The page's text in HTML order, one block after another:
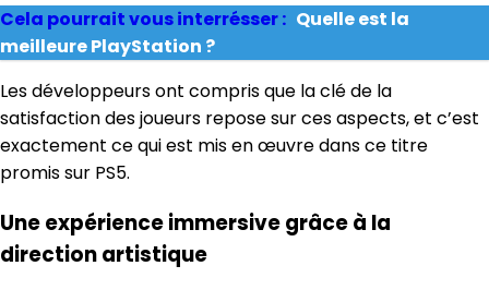
Cela pourrait vous interrésser : Quelle est la
meilleure PlayStation ?
Les développeurs ont compris que la clé de la
satisfaction des joueurs repose sur ces aspects, et c’est
exactement ce qui est mis en œuvre dans ce titre
promis sur PS5.
Une expérience immersive grâce à la
direction artistique